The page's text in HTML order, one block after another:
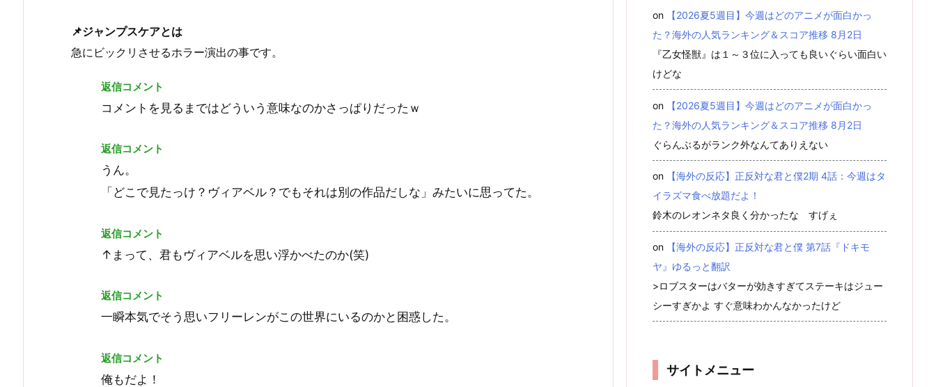
📌ジャンプスケアとは
急にビックリさせるホラー演出の事です。
返信コメント
コメントを見るまではどういう意味なのかさっぱりだったｗ
返信コメント
うん。
「どこで見たっけ？ヴィアベル？でもそれは別の作品だしな」みたいに思ってた。
返信コメント
↑まって、君もヴィアベルを思い浮かべたのか(笑)
返信コメント
一瞬本気でそう思いフリーレンがこの世界にいるのかと困惑した。
返信コメント
俺もだよ！
on
【2026夏5週目】今週はどのアニメが面白かっ
た？海外の人気ランキング＆スコア推移 8月2日
『乙女怪獣』は１～３位に入っても良いぐらい面白い
けどな
on
【2026夏5週目】今週はどのアニメが面白かっ
た？海外の人気ランキング＆スコア推移 8月2日
ぐらんぶるがランク外なんてありえない
on
【海外の反応】正反対な君と僕2期 4話：今週はタ
イラズマ食べ放題だよ！
鈴木のレオンネタ良く分かったな すげぇ
on
【海外の反応】正反対な君と僕 第7話『ドキモ
ヤ』ゆるっと翻訳
>ロブスターはバターが効きすぎてステーキはジュー
シーすぎかよ すぐ意味わかんなかったけど
サイトメニュー